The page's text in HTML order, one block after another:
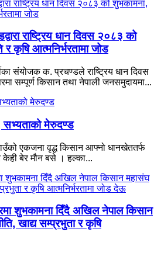
राष्ट्रिय धान दिवस २०८३ को
कृषि आत्मनिर्भरतामा जोड
संयोजक क. प्रचण्डले राष्ट्रिय धान दिवस
सम्पूर्ण किसान तथा नेपाली जनसमुदायमा...
सभ्यताको मेरुदण्ड
एकजना वृद्ध किसान आफ्नो धानखेततर्फ
बेर मौन बसे । हल्का...
शुभकामना दिँदै अखिल नेपाल किसान
खाद्य सम्प्रभुता र कृषि